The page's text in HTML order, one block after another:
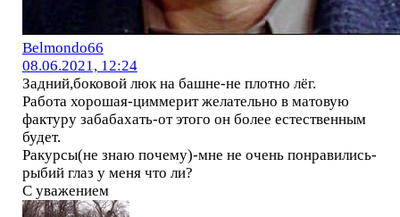
Belmondo66
08.06.2021, 12:24
Задний,боковой люк на башне-не плотно лёг.
Работа хорошая-циммерит желательно в матовую
фактуру забабахать-от этого он более естественным
будет.
Ракурсы(не знаю почему)-мне не очень понравились-
рыбий глаз у меня что ли?
С уважением